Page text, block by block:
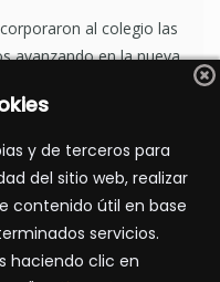
al colegio las
avanzando en la nueva
esta situación tan
y de terceros para
del sitio web, realizar
contenido útil en base
servicios.
haciendo clic en